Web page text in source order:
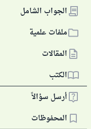
الجواب الشامل
ملفات علمية
المقالات
الكتب
أرسل سؤالاً
المحفوظات